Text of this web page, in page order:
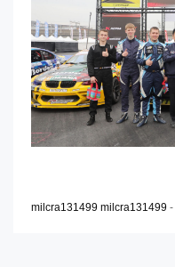
milcra131499 milcra131499 -